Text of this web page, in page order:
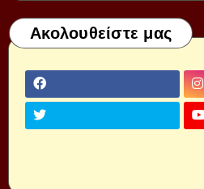
Ακολουθείστε μας